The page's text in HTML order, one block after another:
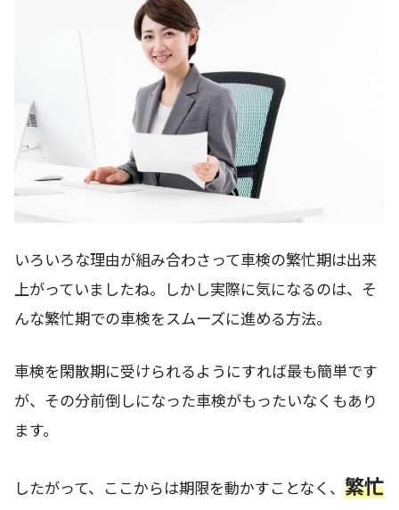
いろいろな理由が組み合わさって車検の繁忙期は出来
上がっていましたね。しかし実際に気になるのは、そ
んな繁忙期での車検をスムーズに進める方法。
車検を閑散期に受けられるようにすれば最も簡単です
が、その分前倒しになった車検がもったいなくもあり
ます。
したがって、ここからは期限を動かすことなく、 繁忙